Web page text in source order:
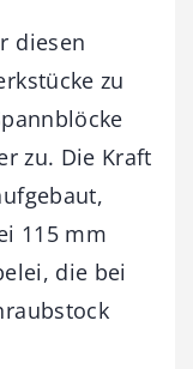
diesen
zu
zu. Die Kraft
115 mm
die bei